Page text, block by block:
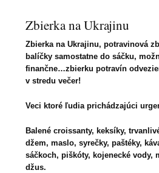
Zbierka na Ukrajinu
Zbierka na Ukrajinu, potravinová
balíčky samostatne do sáčku,
finančne…zbierku potravín
v stredu večer!
Veci ktoré ľudia prichádzajúci
Balené croissanty, keksíky,
džem, maslo, syrečky, paštéky,
sáčkoch, piškóty, kojenecké vody,
džus.